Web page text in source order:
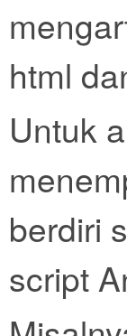
html
Untuk
berdiri
script